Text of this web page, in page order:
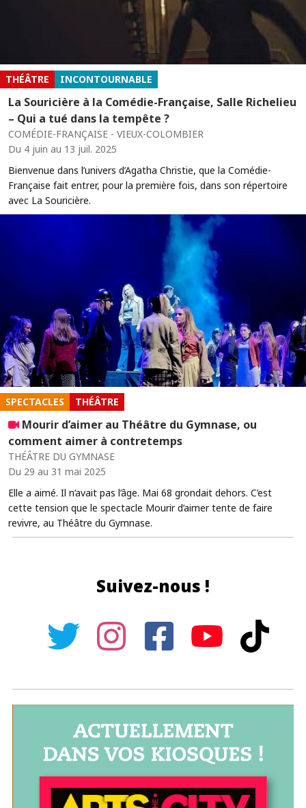
THÉÂTRE INCONTOURNABLE
La Souricière à la Comédie-Française, Salle Richelieu
– Qui a tué dans la tempête ?
COMÉDIE-FRANÇAISE - VIEUX-COLOMBIER
Du 4 juin au 13 juil. 2025
Bienvenue dans l’univers d’Agatha Christie, que la Comédie-
Française fait entrer, pour la première fois, dans son répertoire
avec La Souricière.
SPECTACLES THÉÂTRE
Mourir d’aimer au Théâtre du Gymnase, ou
comment aimer à contretemps
THÉÂTRE DU GYMNASE
Du 29 au 31 mai 2025
Elle a aimé. Il n’avait pas l’âge. Mai 68 grondait dehors. C’est
cette tension que le spectacle Mourir d’aimer tente de faire
revivre, au Théâtre du Gymnase.
Suivez-nous !